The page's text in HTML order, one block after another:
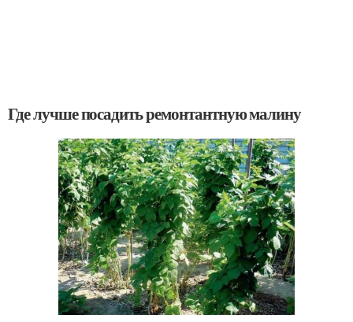
Где лучше посадить ремонтантную малину